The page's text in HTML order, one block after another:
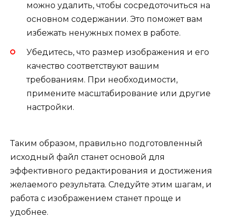
можно удалить, чтобы сосредоточиться на
основном содержании. Это поможет вам
избежать ненужных помех в работе.
Убедитесь, что размер изображения и его
качество соответствуют вашим
требованиям. При необходимости,
примените масштабирование или другие
настройки.
Таким образом, правильно подготовленный
исходный файл станет основой для
эффективного редактирования и достижения
желаемого результата. Следуйте этим шагам, и
работа с изображением станет проще и
удобнее.